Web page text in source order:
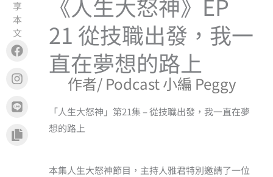
享
本
文
Facebook
Instagram
Line
Copy
21 從技職出發，我一
直在夢想的路上
作者/ Podcast 小編 Peggy
「人生大怒神」第21集 – 從技職出發，我一直在夢
想的路上
本集人生大怒神節目，主持人雅君特別邀請了一位